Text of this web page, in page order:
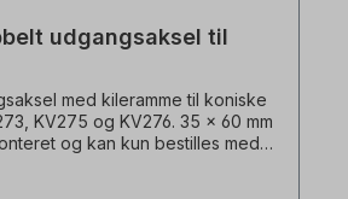
udgangsaksel til
med kileramme til koniske
KV275 og KV276. 35 x 60 mm
og kan kun bestilles med
Der tages forbehold for